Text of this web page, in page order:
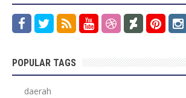
POPULAR TAGS
daerah